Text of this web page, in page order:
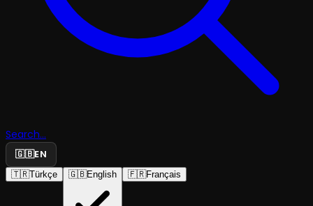
Search...
🇬🇧EN
🇹🇷Türkçe 🇬🇧English 🇫🇷Français